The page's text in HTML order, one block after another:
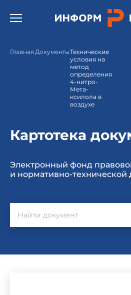
Открыть бургер меню.
Главная ДокументыТехнические
условия на
метод
определения
4-нитро-
Мета-
ксилола в
воздухе
Картотека
Электронный фонд
и нормативно-технической